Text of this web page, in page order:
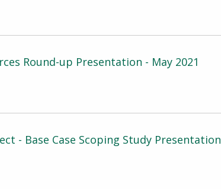
Round-up Presentation - May 2021
- Base Case Scoping Study Presentation